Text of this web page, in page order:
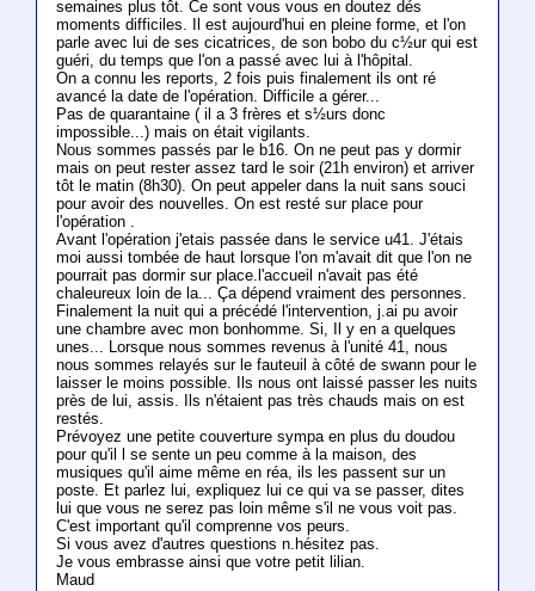
semaines plus tôt. Ce sont vous vous en doutez dés
moments difficiles. Il est aujourd'hui en pleine forme, et l'on
parle avec lui de ses cicatrices, de son bobo du c½ur qui est
guéri, du temps que l'on a passé avec lui à l'hôpital.
On a connu les reports, 2 fois puis finalement ils ont ré
avancé la date de l'opération. Difficile a gérer...
Pas de quarantaine ( il a 3 frères et s½urs donc
impossible...) mais on était vigilants.
Nous sommes passés par le b16. On ne peut pas y dormir
mais on peut rester assez tard le soir (21h environ) et arriver
tôt le matin (8h30). On peut appeler dans la nuit sans souci
pour avoir des nouvelles. On est resté sur place pour
l'opération .
Avant l'opération j'etais passée dans le service u41. J'étais
moi aussi tombée de haut lorsque l'on m'avait dit que l'on ne
pourrait pas dormir sur place.l'accueil n'avait pas été
chaleureux loin de la... Ça dépend vraiment des personnes.
Finalement la nuit qui a précédé l'intervention, j.ai pu avoir
une chambre avec mon bonhomme. Si, Il y en a quelques
unes... Lorsque nous sommes revenus à l'unité 41, nous
nous sommes relayés sur le fauteuil à côté de swann pour le
laisser le moins possible. Ils nous ont laissé passer les nuits
près de lui, assis. Ils n'étaient pas très chauds mais on est
restés.
Prévoyez une petite couverture sympa en plus du doudou
pour qu'il l se sente un peu comme à la maison, des
musiques qu'il aime même en réa, ils les passent sur un
poste. Et parlez lui, expliquez lui ce qui va se passer, dites
lui que vous ne serez pas loin même s'il ne vous voit pas.
C'est important qu'il comprenne vos peurs.
Si vous avez d'autres questions n.hésitez pas.
Je vous embrasse ainsi que votre petit lilian.
Maud